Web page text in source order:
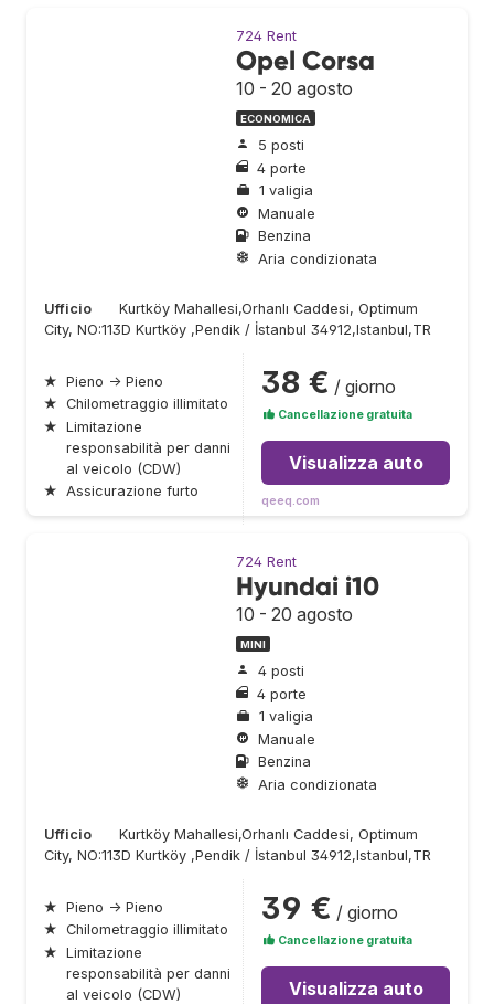
724 Rent
Opel Corsa
10 - 20 agosto
ECONOMICA
5 posti
4 porte
1 valigia
Manuale
Benzina
Aria condizionata
Ufficio
Kurtköy Mahallesi,Orhanlı Caddesi, Optimum
City, NO:113D Kurtköy ,Pendik / İstanbul 34912,Istanbul,TR
★ Pieno → Pieno
★ Chilometraggio illimitato
★ Limitazione
responsabilità per danni
al veicolo (CDW)
★ Assicurazione furto
38 € / giorno
Cancellazione gratuita
Visualizza auto
qeeq.com
724 Rent
Hyundai i10
10 - 20 agosto
MINI
4 posti
4 porte
1 valigia
Manuale
Benzina
Aria condizionata
Ufficio
Kurtköy Mahallesi,Orhanlı Caddesi, Optimum
City, NO:113D Kurtköy ,Pendik / İstanbul 34912,Istanbul,TR
★ Pieno → Pieno
★ Chilometraggio illimitato
★ Limitazione
responsabilità per danni
al veicolo (CDW)
39 € / giorno
Cancellazione gratuita
Visualizza auto